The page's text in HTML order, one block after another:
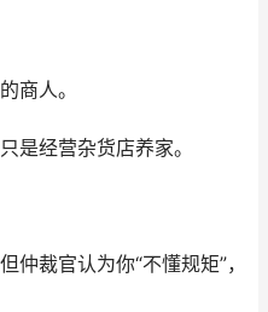
人。
经营杂货店养家。
裁官认为你“不懂规矩”，